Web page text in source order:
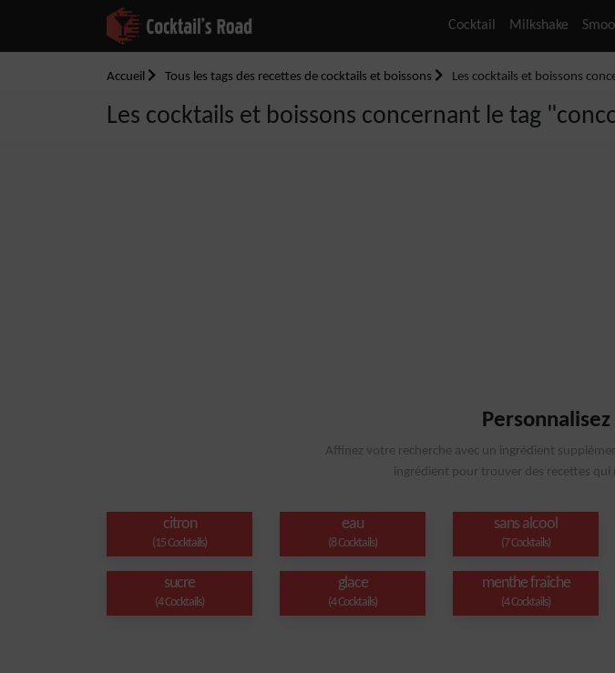
Cocktail Milkshake
Accueil Tous les tags des recettes de cocktails et boissons Les cocktails et boissons
Les cocktails et boissons concernant le tag
Affinez votre recherche avec un ingrédient
ingrédient pour trouver des recettes qui
citron
(15 Cocktails)
eau
(8 Cocktails)
sans alcool
(7 Cocktails)
sucre
(4 Cocktails)
glace
(4 Cocktails)
menthe fraîche
(4 Cocktails)